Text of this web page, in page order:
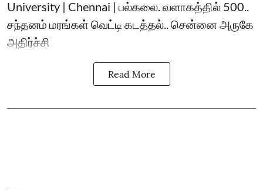
University | Chennai | பல்கலை. வளாகத்தில் 500..
சந்தனம் மரங்கள் வெட்டி கடத்தல்.. சென்னை அருகே
அதிர்ச்சி
Read More